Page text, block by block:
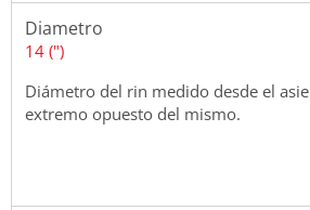
Diametro
14 (")
Diámetro del rin medido desde el
extremo opuesto del mismo.